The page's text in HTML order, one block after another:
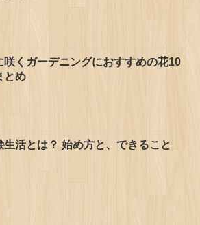
咲くガーデニングにおすすめの花10
とめ
生活とは？ 始め方と、できること